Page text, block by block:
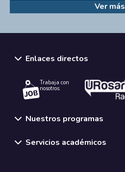
Ver más
Enlaces directos
Trabaja con
nosotros.
Nuestros programas
Servicios académicos